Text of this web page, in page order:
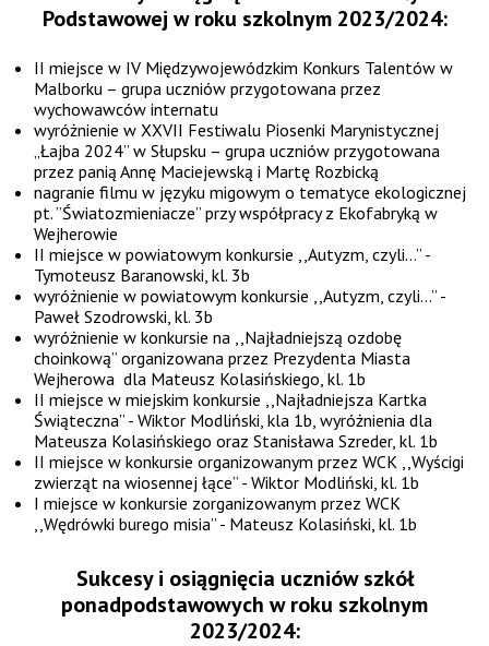
Podstawowej w roku szkolnym 2023/2024:
II miejsce w IV Międzywojewódzkim Konkurs Talentów w
Malborku – grupa uczniów przygotowana przez
wychowawców internatu
wyróżnienie w XXVII Festiwalu Piosenki Marynistycznej
„Łajba 2024” w Słupsku – grupa uczniów przygotowana
przez panią Annę Maciejewską i Martę Rozbicką
nagranie filmu w języku migowym o tematyce ekologicznej
pt. ”Światozmieniacze” przy współpracy z Ekofabryką w
Wejherowie
II miejsce w powiatowym konkursie ,,Autyzm, czyli…” -
Tymoteusz Baranowski, kl. 3b
wyróżnienie w powiatowym konkursie ,,Autyzm, czyli…” -
Paweł Szodrowski, kl. 3b
wyróżnienie w konkursie na ,,Najładniejszą ozdobę
choinkową” organizowana przez Prezydenta Miasta
Wejherowa dla Mateusz Kolasińskiego, kl. 1b
II miejsce w miejskim konkursie ,,Najładniejsza Kartka
Świąteczna” - Wiktor Modliński, kla 1b, wyróżnienia dla
Mateusza Kolasińskiego oraz Stanisława Szreder, kl. 1b
II miejsce w konkursie organizowanym przez WCK ,,Wyścigi
zwierząt na wiosennej łące” - Wiktor Modliński, kl. 1b
I miejsce w konkursie zorganizowanym przez WCK
,,Wędrówki burego misia” - Mateusz Kolasiński, kl. 1b
Sukcesy i osiągnięcia uczniów szkół
ponadpodstawowych w roku szkolnym
2023/2024: